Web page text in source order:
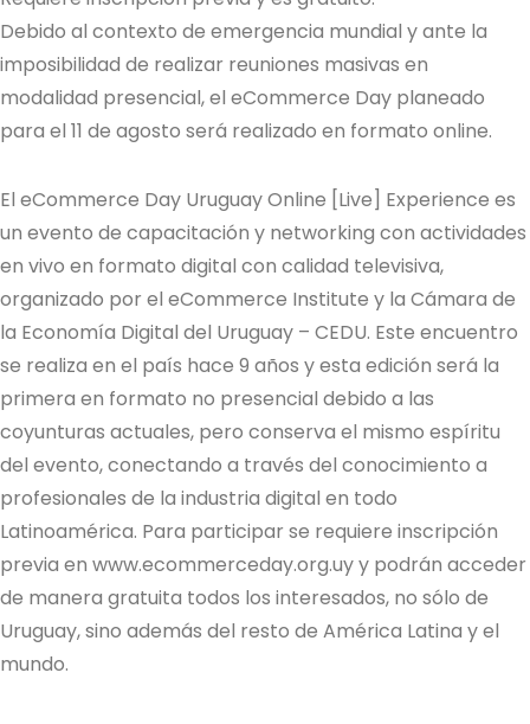
Debido al contexto de emergencia mundial y ante la
imposibilidad de realizar reuniones masivas en
modalidad presencial, el eCommerce Day planeado
para el 11 de agosto será realizado en formato online.
El eCommerce Day Uruguay Online [Live] Experience es
un evento de capacitación y networking con actividades
en vivo en formato digital con calidad televisiva,
organizado por el eCommerce Institute y la Cámara de
la Economía Digital del Uruguay – CEDU. Este encuentro
se realiza en el país hace 9 años y esta edición será la
primera en formato no presencial debido a las
coyunturas actuales, pero conserva el mismo espíritu
del evento, conectando a través del conocimiento a
profesionales de la industria digital en todo
Latinoamérica. Para participar se requiere inscripción
previa en www.ecommerceday.org.uy y podrán acceder
de manera gratuita todos los interesados, no sólo de
Uruguay, sino además del resto de América Latina y el
mundo.